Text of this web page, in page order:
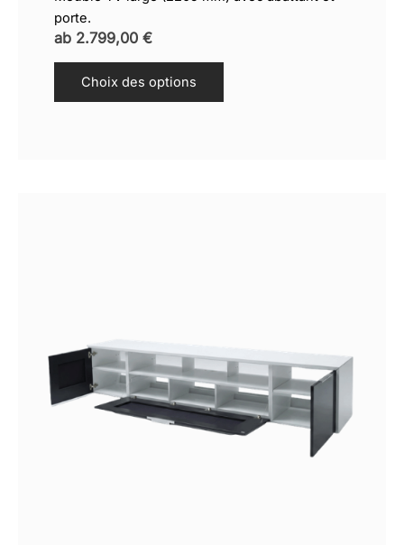
porte.
ab 2.799,00 €
Choix des options